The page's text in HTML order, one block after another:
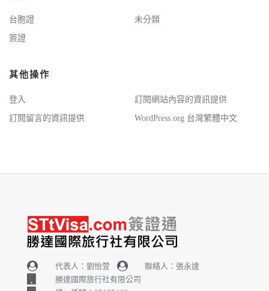
台胞證 未分類
簽證
其他操作
登入 訂閱網站內容的資訊提供
訂閱留言的資訊提供 WordPress.org 台灣繁體中文
代表人：劉怡萱
聯絡人：張永達
勝達國際旅行社有限公司